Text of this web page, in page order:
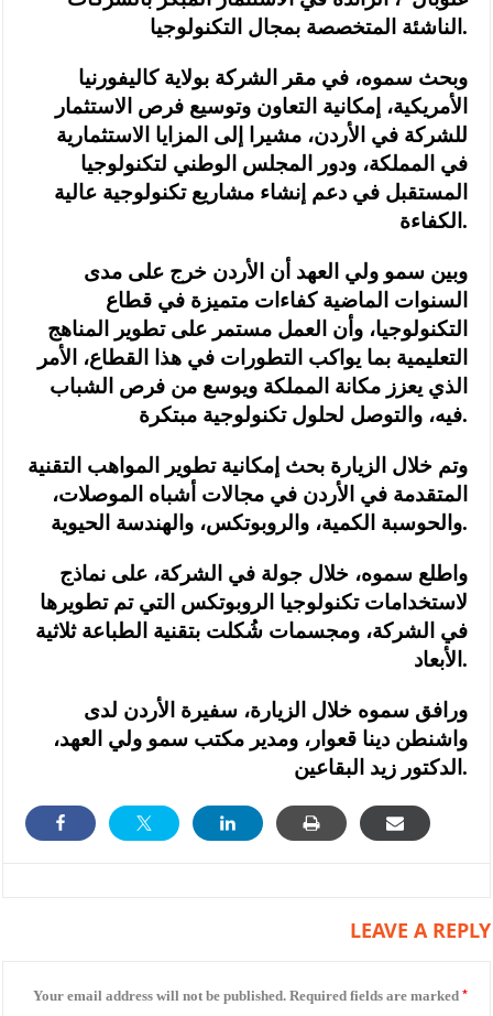
الناشئة المتخصصة بمجال التكنولوجيا.
وبحث سموه، في مقر الشركة بولاية كاليفورنيا
الأمريكية، إمكانية التعاون وتوسيع فرص الاستثمار
للشركة في الأردن، مشيرا إلى المزايا الاستثمارية
في المملكة، ودور المجلس الوطني لتكنولوجيا
المستقبل في دعم إنشاء مشاريع تكنولوجية عالية
الكفاءة.
وبين سمو ولي العهد أن الأردن خرج على مدى
السنوات الماضية كفاءات متميزة في قطاع
التكنولوجيا، وأن العمل مستمر على تطوير المناهج
التعليمية بما يواكب التطورات في هذا القطاع، الأمر
الذي يعزز مكانة المملكة ويوسع من فرص الشباب
فيه، والتوصل لحلول تكنولوجية مبتكرة.
وتم خلال الزيارة بحث إمكانية تطوير المواهب التقنية
المتقدمة في الأردن في مجالات أشباه الموصلات،
والحوسبة الكمية، والروبوتكس، والهندسة الحيوية.
واطلع سموه، خلال جولة في الشركة، على نماذج
لاستخدامات تكنولوجيا الروبوتكس التي تم تطويرها
في الشركة، ومجسمات شُكلت بتقنية الطباعة ثلاثية
الأبعاد.
ورافق سموه خلال الزيارة، سفيرة الأردن لدى
واشنطن دينا قعوار، ومدير مكتب سمو ولي العهد،
الدكتور زيد البقاعين.
LEAVE A REPLY
Your email address will not be published. Required fields are marked *